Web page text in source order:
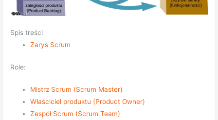
Spis treści
Zarys Scrum
Role:
Mistrz Scrum (Scrum Master)
Właściciel produktu (Product Owner)
Zespół Scrum (Scrum Team)